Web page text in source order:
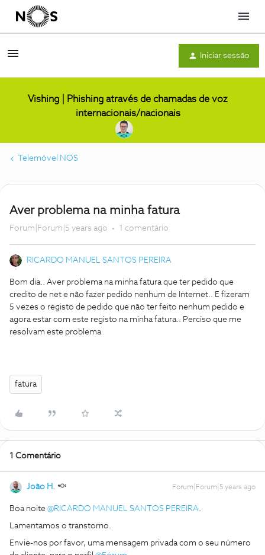
Menu
Iniciar sessão
Vishing | Phishing através de chamadas de voz
internacionais/nacionais
Telemóvel NOS
Aver problema na minha fatura
Forum|Forum|5 years ago 1 comentário
RICARDO MANUEL SANTOS PEREIRA
Bom dia.. Aver problema na minha fatura que ter pedido que
credito de net e não fazer pedido nenhum de Internet.. E fizeram
5 vezes o registo de pedido que não ter feito nenhum pedido e
agora estar com este registo na minha fatura.. Perciso que me
resolvam este problema
fatura
1 Comentário
João H. Forum|Forum|5 years ago
Boa noite @RICARDO MANUEL SANTOS PEREIRA.
Lamentamos o transtorno.
Envie-nos por favor, uma mensagem privada com o seu número